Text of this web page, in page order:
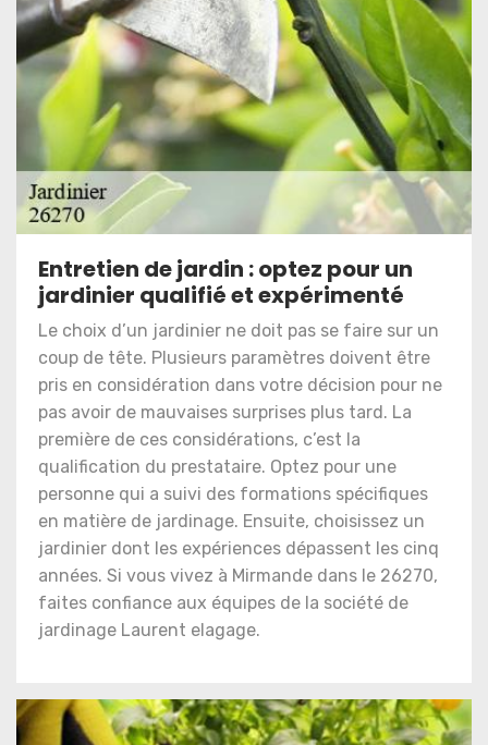
Entretien de jardin : optez pour un
jardinier qualifié et expérimenté
Le choix d’un jardinier ne doit pas se faire sur un
coup de tête. Plusieurs paramètres doivent être
pris en considération dans votre décision pour ne
pas avoir de mauvaises surprises plus tard. La
première de ces considérations, c’est la
qualification du prestataire. Optez pour une
personne qui a suivi des formations spécifiques
en matière de jardinage. Ensuite, choisissez un
jardinier dont les expériences dépassent les cinq
années. Si vous vivez à Mirmande dans le 26270,
faites confiance aux équipes de la société de
jardinage Laurent elagage.